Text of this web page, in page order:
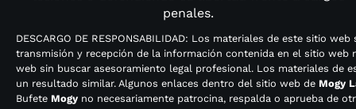
penales.
DESCARGO DE RESPONSABILIDAD: Los materiales de este sitio
transmisión y recepción de la información contenida en el sitio
web sin buscar asesoramiento legal profesional. Los materiales de
un resultado similar. Algunos enlaces dentro del sitio web de Mogy
Bufete Mogy no necesariamente patrocina, respalda o aprueba de